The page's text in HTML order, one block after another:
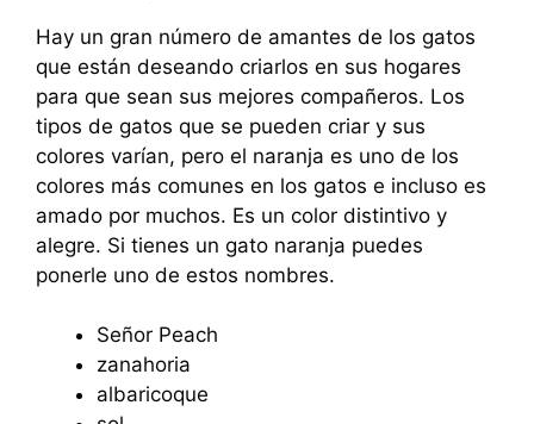
Hay un gran número de amantes de los gatos
que están deseando criarlos en sus hogares
para que sean sus mejores compañeros. Los
tipos de gatos que se pueden criar y sus
colores varían, pero el naranja es uno de los
colores más comunes en los gatos e incluso es
amado por muchos. Es un color distintivo y
alegre. Si tienes un gato naranja puedes
ponerle uno de estos nombres.
Señor Peach
zanahoria
albaricoque